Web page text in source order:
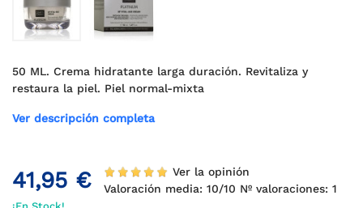
50 ML. Crema hidratante larga duración. Revitaliza y
restaura la piel. Piel normal-mixta
Ver descripción completa
41,95 €
Ver la opinión
Valoración media: 10/10 Nº valoraciones: 1